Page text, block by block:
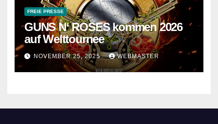
FREIE PRESSE
GUNS N‘ ROSES kommen 2026
auf Welttournee
NOVEMBER 25, 2025 WEBMASTER